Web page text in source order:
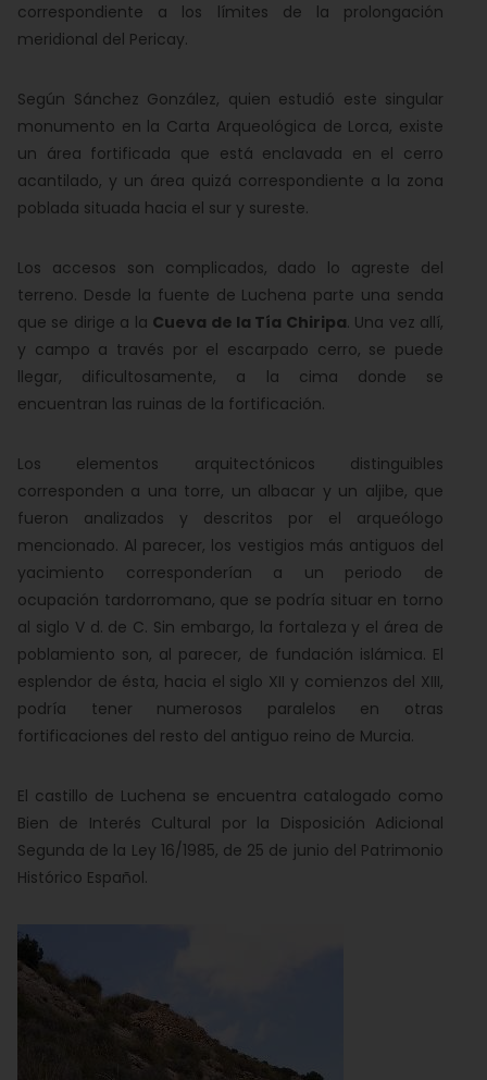
correspondiente a los límites de la prolongación
meridional del Pericay.
Según Sánchez González, quien estudió este singular
monumento en la Carta Arqueológica de Lorca, existe
un área fortificada que está enclavada en el cerro
acantilado, y un área quizá correspondiente a la zona
poblada situada hacia el sur y sureste.
Los accesos son complicados, dado lo agreste del
terreno. Desde la fuente de Luchena parte una senda
que se dirige a la Cueva de la Tía Chiripa. Una vez allí,
y campo a través por el escarpado cerro, se puede
llegar, dificultosamente, a la cima donde se
encuentran las ruinas de la fortificación.
Los elementos arquitectónicos distinguibles
corresponden a una torre, un albacar y un aljibe, que
fueron analizados y descritos por el arqueólogo
mencionado. Al parecer, los vestigios más antiguos del
yacimiento corresponderían a un periodo de
ocupación tardorromano, que se podría situar en torno
al siglo V d. de C. Sin embargo, la fortaleza y el área de
poblamiento son, al parecer, de fundación islámica. El
esplendor de ésta, hacia el siglo XII y comienzos del XIII,
podría tener numerosos paralelos en otras
fortificaciones del resto del antiguo reino de Murcia.
El castillo de Luchena se encuentra catalogado como
Bien de Interés Cultural por la Disposición Adicional
Segunda de la Ley 16/1985, de 25 de junio del Patrimonio
Histórico Español.